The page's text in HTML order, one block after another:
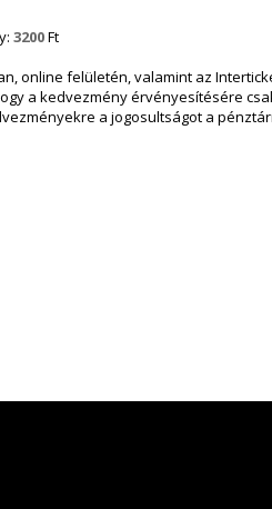
3200Ft
online felületén, valamint az
a kedvezmény érvényesítésére
a jogosultságot a